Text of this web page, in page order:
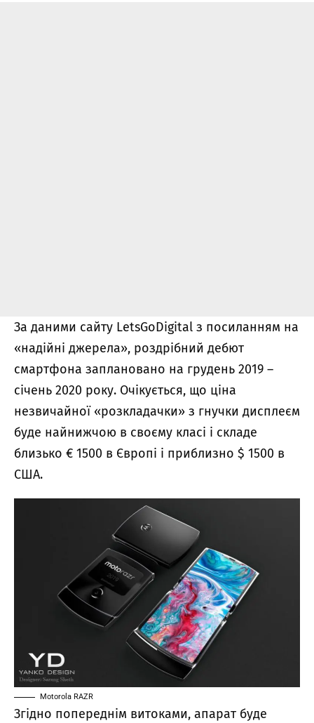
За даними сайту LetsGoDigital з посиланням на
«надійні джерела», роздрібний дебют
смартфона заплановано на грудень 2019 –
січень 2020 року. Очікується, що ціна
незвичайної «розкладачки» з гнучки дисплеєм
буде найнижчою в своєму класі і складе
близько € 1500 в Європі і приблизно $ 1500 в
США.
Motorola RAZR
Згідно попереднім витоками, апарат буде